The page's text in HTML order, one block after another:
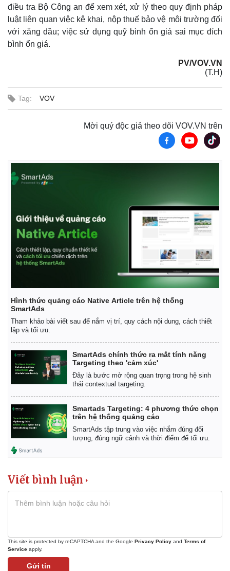
điều tra Bộ Công an để xem xét, xử lý theo quy định pháp
luật liên quan việc kê khai, nộp thuế bảo vệ môi trường đối
với xăng dầu; việc sử dụng quỹ bình ổn giá sai mục đích
bình ổn giá.
PV/VOV.VN
(T.H)
Tag: VOV
Mời quý độc giả theo dõi VOV.VN trên
Hình thức quảng cáo Native Article trên hệ thống
SmartAds
Tham khảo bài viết sau để nắm vị trí, quy cách nội dung, cách thiết
lập và tối ưu.
SmartAds chính thức ra mắt tính năng
Targeting theo 'cảm xúc'
Đây là bước mở rộng quan trọng trong hệ sinh
thái contextual targeting.
Smartads Targeting: 4 phương thức chọn
trên hệ thống quảng cáo
SmartAds tập trung vào việc nhắm đúng đối
tượng, đúng ngữ cảnh và thời điểm để tối ưu.
Viết bình luận
This site is protected by reCAPTCHA and the Google Privacy Policy and Terms of
Service apply.
Gửi tin